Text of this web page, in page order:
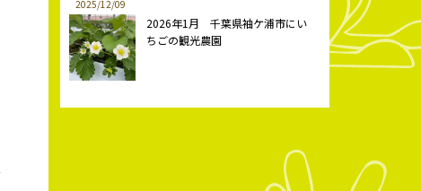
2025/12/09
2026年1月 千葉県袖ケ浦市にい
ちごの観光農園